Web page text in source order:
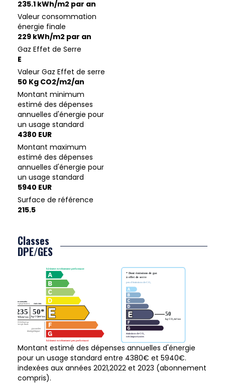
235.1 kWh/m2 par an
Valeur consommation
énergie finale
229 kWh/m2 par an
Gaz Effet de Serre
E
Valeur Gaz Effet de serre
50 Kg CO2/m2/an
Montant minimum
estimé des dépenses
annuelles d'énergie pour
un usage standard
4380 EUR
Montant maximum
estimé des dépenses
annuelles d'énergie pour
un usage standard
5940 EUR
Surface de référence
215.5
Classes
DPE/GES
Montant estimé des dépenses annuelles d'énergie
pour un usage standard entre 4380€ et 5940€.
indexées aux années 2021,2022 et 2023 (abonnement
compris).